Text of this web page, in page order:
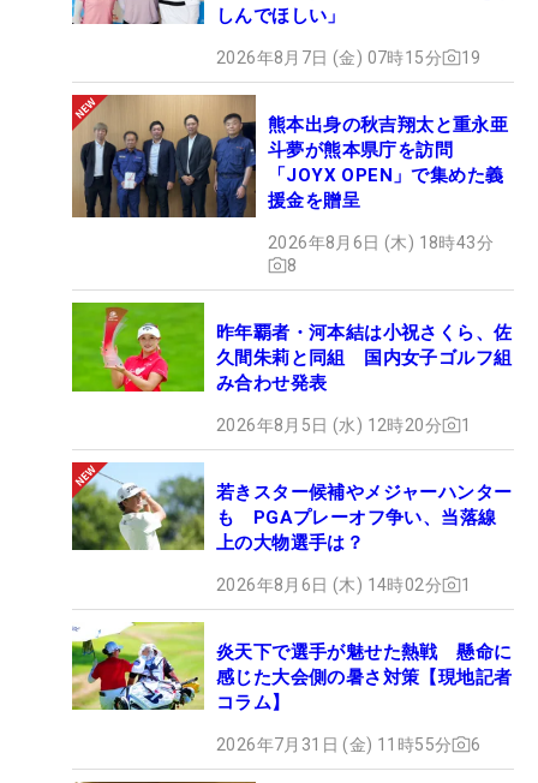
しんでほしい」
2026年8月7日 (金) 07時15分 19
熊本出身の秋吉翔太と重永亜
斗夢が熊本県庁を訪問
「JOYX OPEN」で集めた義
援金を贈呈
2026年8月6日 (木) 18時43分
8
昨年覇者・河本結は小祝さくら、佐
久間朱莉と同組 国内女子ゴルフ組
み合わせ発表
2026年8月5日 (水) 12時20分 1
若きスター候補やメジャーハンター
も PGAプレーオフ争い、当落線
上の大物選手は？
2026年8月6日 (木) 14時02分 1
炎天下で選手が魅せた熱戦 懸命に
感じた大会側の暑さ対策【現地記者
コラム】
2026年7月31日 (金) 11時55分 6